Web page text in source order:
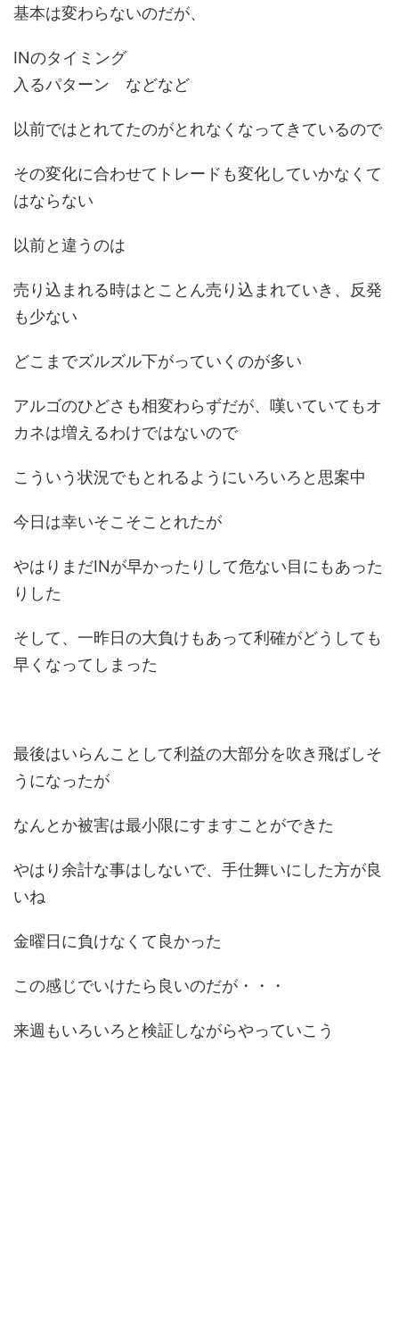
基本は変わらないのだが、
INのタイミング
入るパターン などなど
以前ではとれてたのがとれなくなってきているので
その変化に合わせてトレードも変化していかなくて
はならない
以前と違うのは
売り込まれる時はとことん売り込まれていき、反発
も少ない
どこまでズルズル下がっていくのが多い
アルゴのひどさも相変わらずだが、嘆いていてもオ
カネは増えるわけではないので
こういう状況でもとれるようにいろいろと思案中
今日は幸いそこそことれたが
やはりまだINが早かったりして危ない目にもあった
りした
そして、一昨日の大負けもあって利確がどうしても
早くなってしまった
最後はいらんことして利益の大部分を吹き飛ばしそ
うになったが
なんとか被害は最小限にすますことができた
やはり余計な事はしないで、手仕舞いにした方が良
いね
金曜日に負けなくて良かった
この感じでいけたら良いのだが・・・
来週もいろいろと検証しながらやっていこう